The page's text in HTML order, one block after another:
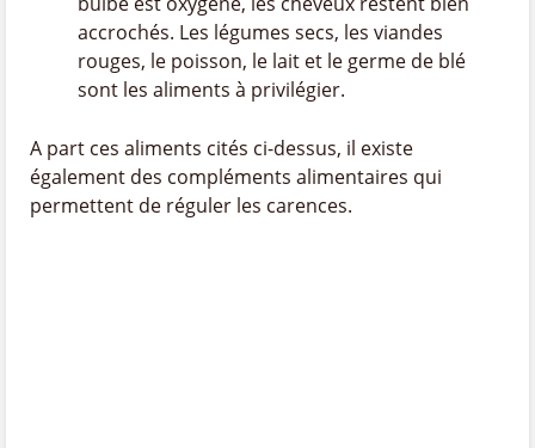
accrochés. Les légumes secs, les viandes
rouges, le poisson, le lait et le germe de blé
sont les aliments à privilégier.
A part ces aliments cités ci-dessus, il existe
également des compléments alimentaires qui
permettent de réguler les carences.